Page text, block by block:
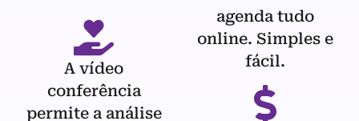
A vídeo
conferência
permite a análise
agenda tudo
online. Simples e
fácil.